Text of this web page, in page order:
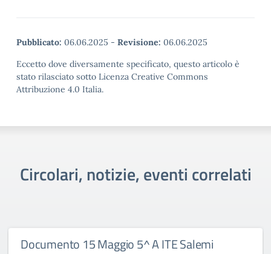
Pubblicato: 06.06.2025 - Revisione: 06.06.2025
Eccetto dove diversamente specificato, questo articolo è
stato rilasciato sotto Licenza Creative Commons
Attribuzione 4.0 Italia.
Circolari, notizie, eventi correlati
Documento 15 Maggio 5^ A ITE Salemi